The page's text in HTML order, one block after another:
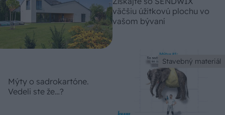
väčšiu úžitkovú plochu vo
vašom bývaní
Stavebný materiál
Mýty o sadrokartóne.
Vedeli ste že…?